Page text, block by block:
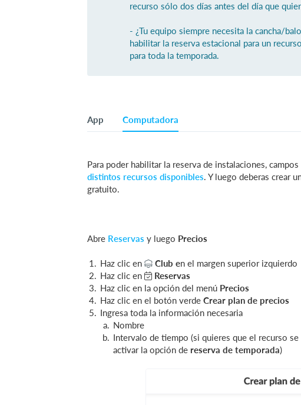
recurso sólo dos días antes del día que
- ¿Tu equipo siempre necesita la cancha/
habilitar la reserva estacional para un
para toda la temporada.
App Computadora
Para poder habilitar la reserva de instalaciones,
distintos recursos disponibles. Y luego deberas crear
gratuito.
Abre Reservas y luego Precios
Haz clic en Club en el margen superior izquierdo
Haz clic en
Reservas
Haz clic en la opción del menú Precios
Haz clic en el botón verde Crear plan de precios
Ingresa toda la información necesaria
Nombre
Intervalo de tiempo (si quieres que el recurso
activar la opción de reserva de temporada)